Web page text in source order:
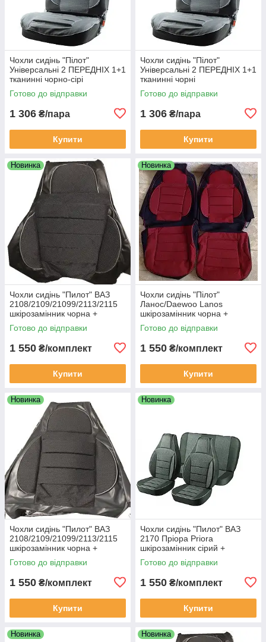
Чохли сидінь "Пілот"
Універсальні 2 ПЕРЕДНІХ 1+1
тканинні чорно-сірі
Готово до відправки
1 306 ₴/пара
Купити
Чохли сидінь "Пілот"
Універсальні 2 ПЕРЕДНІХ 1+1
тканинні чорні
Готово до відправки
1 306 ₴/пара
Купити
Новинка
Чохли сидінь "Пилот" ВАЗ
2108/2109/21099/2113/2115
шкірозамінник чорна +
шкірозамінник чорна
Готово до відправки
1 550 ₴/комплект
Купити
Новинка
Чохли сидінь "Пілот"
Ланос/Daewoo Lanos
шкірозамінник чорна +
тканина червона
Готово до відправки
1 550 ₴/комплект
Купити
Новинка
Чохли сидінь "Пилот" ВАЗ
2108/2109/21099/2113/2115
шкірозамінник чорна +
шкірозамінник Темно сірий
Готово до відправки
1 550 ₴/комплект
Купити
Новинка
Чохли сидінь "Пилот" ВАЗ
2170 Пріора Priora
шкірозамінник сірий +
тканина сіра
Готово до відправки
1 550 ₴/комплект
Купити
Новинка Новинка